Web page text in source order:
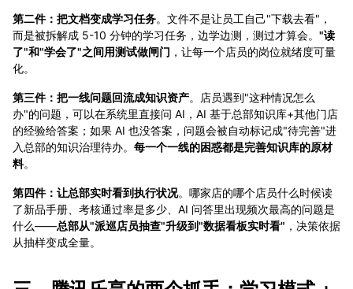
第二件：把文档变成学习任务。文件不是让员工自己"下载去看"，
而是被拆解成 5-10 分钟的学习任务，边学边测，测过才算会。 "读
了"和"学会了"之间用测试做闸门 ，让每一个店员的岗位就绪度可量
化。
第三件：把一线问题回流成知识资产。店员遇到"这种情况怎么
办"的问题，可以在系统里直接问 AI，AI 基于总部知识库+其他门店
的经验给答案；如果 AI 也没答案，问题会被自动标记成"待完善"进
入总部的知识治理待办。 每一个一线的困惑都是完善知识库的原材
料。
第四件：让总部实时看到执行状况。哪家店的哪个店员什么时候读
了新品手册、考核通过率是多少、AI 问答里出现频次最高的问题是
什么——总部从"派巡店员抽查"升级到"数据看板实时看" ，决策依据
从抽样变成全量。